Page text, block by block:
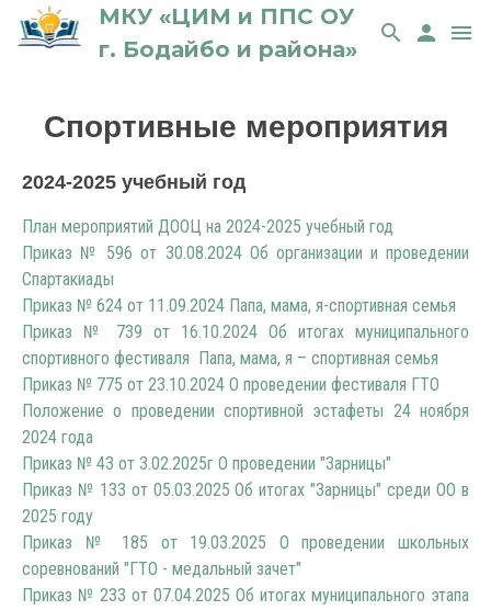
МКУ «ЦИМ и ППС ОУ
г. Бодайбо и района»
search person menu
Спортивные мероприятия
2024-2025 учебный год
План мероприятий ДООЦ на 2024-2025 учебный год
Приказ № 596 от 30.08.2024 Об организации и проведении
Спартакиады
Приказ № 624 от 11.09.2024 Папа, мама, я-спортивная семья
Приказ № 739 от 16.10.2024 Об итогах муниципального
спортивного фестиваля Папа, мама, я – спортивная семья
Приказ № 775 от 23.10.2024 О проведении фестиваля ГТО
Положение о проведении спортивной эстафеты 24 ноября
2024 года
Приказ № 43 от 3.02.2025г О проведении "Зарницы"
Приказ № 133 от 05.03.2025 Об итогах "Зарницы" среди ОО в
2025 году
Приказ № 185 от 19.03.2025 О проведении школьных
соревнований "ГТО - медальный зачет"
Приказ № 233 от 07.04.2025 Об итогах муниципального этапа